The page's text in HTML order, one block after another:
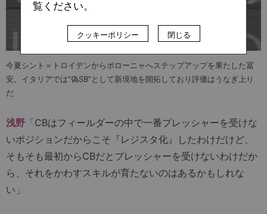
今夏シント＝トロイデンからボローニャへステップアップを果たした冨
安。イタリアでは“偽SB”として新境地を開拓しており評価はうなぎ上り
だ
浅野 「CBはフィールダーの中で一番プレッシャーを受けな
いポジションだからこそ『レジスタ化』したわけだけど、
そもそも最初からCBだとプレッシャーを受けないわけだか
ら、それをかわすスキルが育たないのはあるかもしれな
い」
覧ください。
クッキーポリシー 閉じる